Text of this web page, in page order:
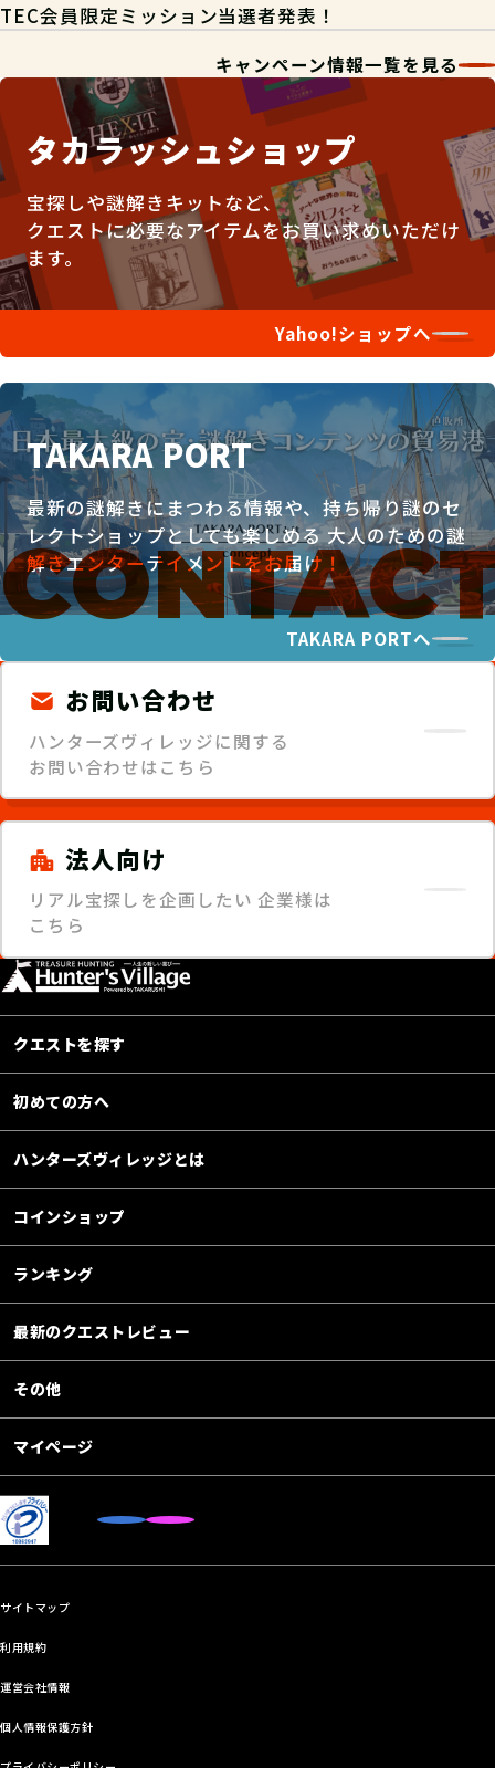
TEC会員限定ミッション当選者発表！
キャンペーン情報一覧を見る
タカラッシュショップ
宝探しや謎解きキットなど、
クエストに必要なアイテムをお買い求めいただけ
ます。
Yahoo!ショップへ
TAKARA PORT
最新の謎解きにまつわる情報や、持ち帰り謎のセ
レクトショップとしても楽しめる大人のための謎
解きエンターテイメントをお届け！
TAKARA PORTへ
お問い合わせ
ハンターズヴィレッジに関する
お問い合わせはこちら
法人向け
リアル宝探しを企画したい 企業様は
こちら
クエストを探す
初めての方へ
ハンターズヴィレッジとは
コインショップ
ランキング
最新のクエストレビュー
その他
マイページ
サイトマップ
利用規約
運営会社情報
個人情報保護方針